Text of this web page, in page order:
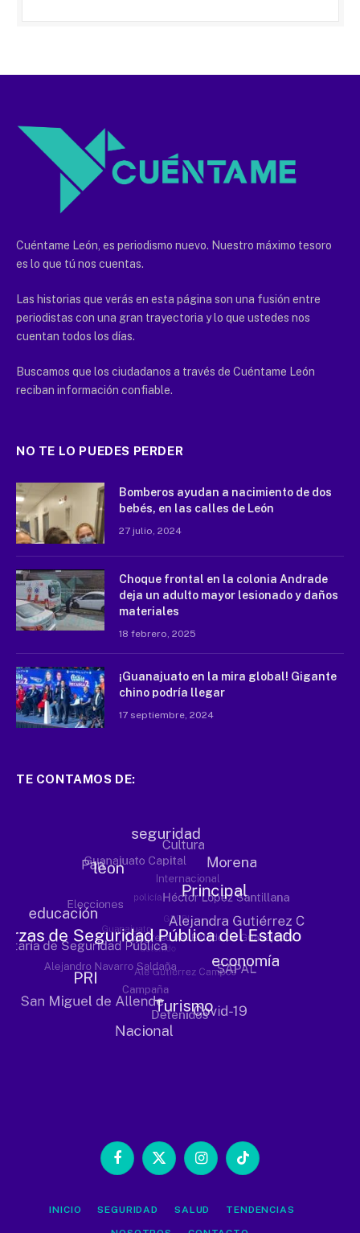
Cuéntame León, es periodismo nuevo. Nuestro máximo tesoro
es lo que tú nos cuentas.
Las historias que verás en esta página son una fusión entre
periodistas con una gran trayectoria y lo que ustedes nos
cuentan todos los días.
Buscamos que los ciudadanos a través de Cuéntame León
reciban información confiable.
NO TE LO PUEDES PERDER
Bomberos ayudan a nacimiento de dos
bebés, en las calles de León
27 julio, 2024
Choque frontal en la colonia Andrade
deja un adulto mayor lesionado y daños
materiales
18 febrero, 2025
¡Guanajuato en la mira global! Gigante
chino podría llegar
17 septiembre, 2024
TE CONTAMOS DE:
Facebook
X
InstagramTikTok
INICIO SEGURIDAD SALUD TENDENCIAS